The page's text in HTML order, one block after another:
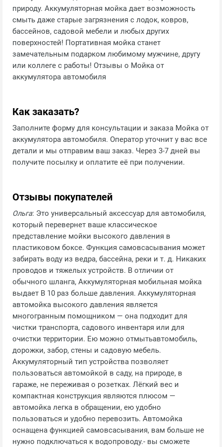
природу. Аккумуляторная мойка дает возможность
смыть даже старые загрязнения с лодок, ковров,
бассейнов, садовой мебели и любых других
поверхностей! Портативная мойка станет
замечательным подарком любимому мужчине, другу
или коллеге с работы! Отзывы о Мойка от
аккумулятора автомобиля
Как заказать?
Заполните форму для консультации и заказа Мойка от
аккумулятора автомобиля. Оператор уточнит у вас все
детали и мы отправим ваш заказ. Через 3-7 дней вы
получите посылку и оплатите её при получении.
Отзывы покупателей
Ольга: Это универсальный аксессуар для автомобиля,
который перевернет ваше классическое
представление мойки высокого давления в
пластиковом боксе. Функция самовсасывания может
забирать воду из ведра, бассейна, реки и т. д. Никаких
проводов и тяжелых устройств. В отличии от
обычного шланга, Аккумуляторная мобильная мойка
выдает В 10 раз больше давления. Аккумуляторная
автомойка высокого давления является
многогранным помощником — она подходит для
чистки транспорта, садового инвентаря или для
очистки территории. Ею можно отмытьавтомобиль,
дорожки, забор, стены и садовую мебель.
Аккумуляторный тип устройства позволяет
пользоваться автомойкой в саду, на природе, в
гараже, не переживая о розетках. Лёгкий вес и
компактная конструкция являются плюсом —
автомойка легка в обращении, ею удобно
пользоваться и удобно перевозить. Автомойка
оснащена функцией самовсасывания, вам больше не
нужно подключаться к водопроводу.- вы сможете